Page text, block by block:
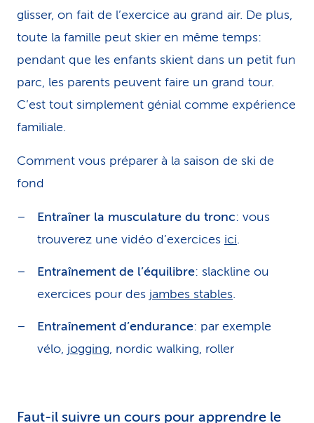
glisser, on fait de l’exercice au grand air. De plus,
toute la famille peut skier en même temps:
pendant que les enfants skient dans un petit fun
parc, les parents peuvent faire un grand tour.
C’est tout simplement génial comme expérience
familiale.
Comment vous préparer à la saison de ski de
fond
Entraîner la musculature du tronc: vous
trouverez une vidéo d’exercices ici.
Entraînement de l’équilibre: slackline ou
exercices pour des jambes stables.
Entraînement d’endurance: par exemple
vélo, jogging, nordic walking, roller
Faut-il suivre un cours pour apprendre le